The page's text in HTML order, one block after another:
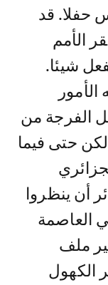
حفلا. قد
الأمم
شيئا.
الفرجة من
لكن حتى فيما
أن ينظروا
العاصمة
ملف
الكهول